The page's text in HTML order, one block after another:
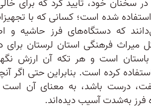
در سخنان خود، تایید کرد که برای
شده است؛ کسانی که با
که دستگاه‌های فرز حاشیه
میراث فرهنگی استان لرستان برای
است و هر تکه آن ارزش
کرده است. بنابراین حتی اگر
درست باشد، به معنای آن
فرز به‌شدت آسیب‌ دیده‌اند.